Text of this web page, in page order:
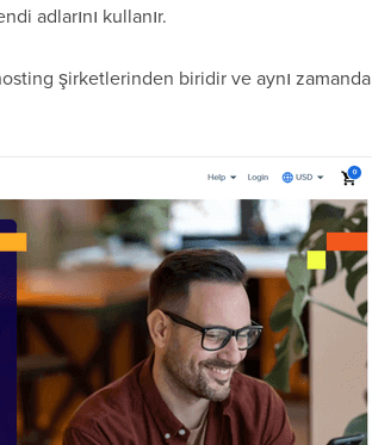
adlarını kullanır.
şirketlerinden biridir ve aynı zamanda